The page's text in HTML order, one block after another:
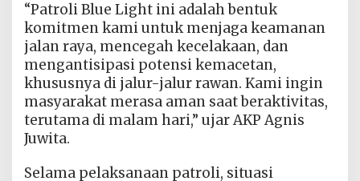
“Patroli Blue Light ini adalah bentuk
komitmen kami untuk menjaga keamanan
jalan raya, mencegah kecelakaan, dan
mengantisipasi potensi kemacetan,
khususnya di jalur-jalur rawan. Kami ingin
masyarakat merasa aman saat beraktivitas,
terutama di malam hari,” ujar AKP Agnis
Juwita.
Selama pelaksanaan patroli, situasi